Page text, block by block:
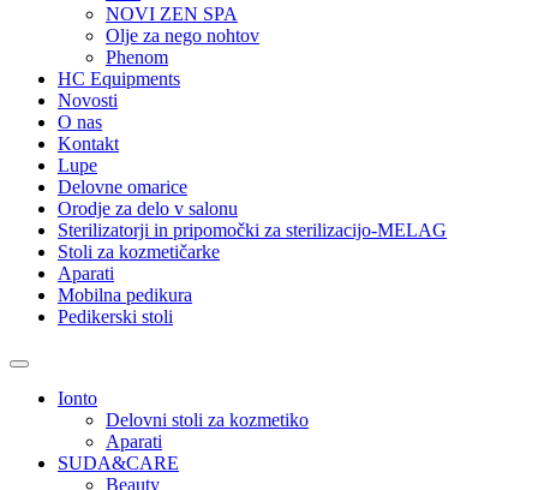
NOVI ZEN SPA
Olje za nego nohtov
Phenom
HC Equipments
Novosti
O nas
Kontakt
Lupe
Delovne omarice
Orodje za delo v salonu
Sterilizatorji in pripomočki za sterilizacijo-MELAG
Stoli za kozmetičarke
Aparati
Mobilna pedikura
Pedikerski stoli
Ionto
Delovni stoli za kozmetiko
Aparati
SUDA&CARE
Beauty